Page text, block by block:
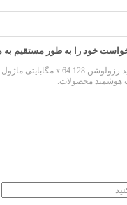
خود را به طور مستقیم به